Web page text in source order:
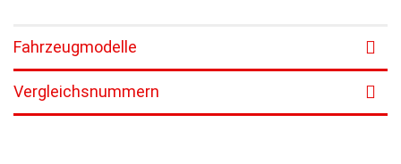
Fahrzeugmodelle
Vergleichsnummern